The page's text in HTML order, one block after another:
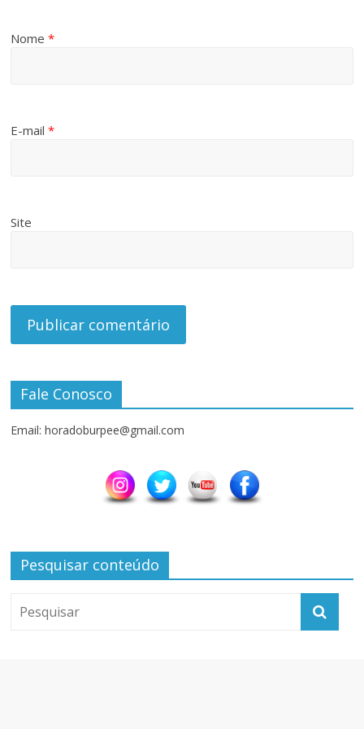
Nome*
E-mail*
Site
Fale Conosco
Email: horadoburpee@gmail.com
Pesquisar conteúdo